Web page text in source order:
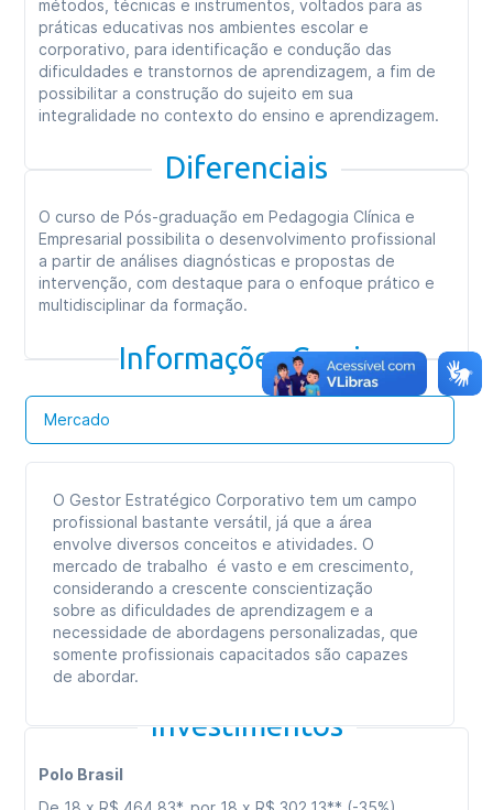
métodos, técnicas e instrumentos, voltados para as
práticas educativas nos ambientes escolar e
corporativo, para identificação e condução das
dificuldades e transtornos de aprendizagem, a fim de
possibilitar a construção do sujeito em sua
integralidade no contexto do ensino e aprendizagem.
Diferenciais
O curso de Pós-graduação em Pedagogia Clínica e
Empresarial possibilita o desenvolvimento profissional
a partir de análises diagnósticas e propostas de
intervenção, com destaque para o enfoque prático e
multidisciplinar da formação.
Informações Gerais
Mercado
O Gestor Estratégico Corporativo tem um campo
profissional bastante versátil, já que a área
envolve diversos conceitos e atividades. O
mercado de trabalho é vasto e em crescimento,
considerando a crescente conscientização
sobre as dificuldades de aprendizagem e a
necessidade de abordagens personalizadas, que
somente profissionais capacitados são capazes
de abordar.
Investimentos
Polo Brasil